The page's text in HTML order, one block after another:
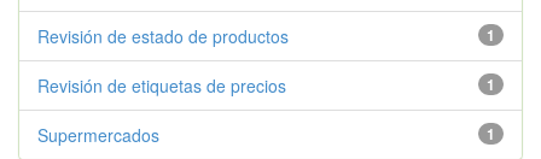
1
Revisión de estado de productos
1
Revisión de etiquetas de precios
1
Supermercados